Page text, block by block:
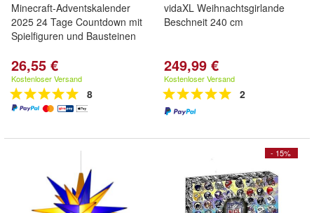
Minecraft-Adventskalender
2025 24 Tage Countdown mit
Spielfiguren und Bausteinen
26,55 €
Kostenloser Versand
8
vidaXL Weihnachtsgirlande
Beschneit 240 cm
249,99 €
Kostenloser Versand
2
- 15%